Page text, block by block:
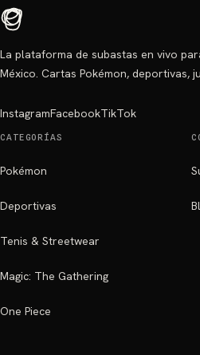
La plataforma de subastas en vivo
México. Cartas Pokémon, deportivas,
InstagramFacebookTikTok
CATEGORÍAS
Pokémon
Deportivas
Tenis & Streetwear
Magic: The Gathering
One Piece